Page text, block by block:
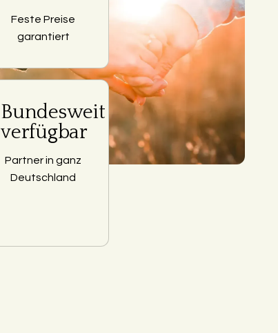
Feste Preise
garantiert
Bundesweit
verfügbar
Partner in ganz
Deutschland